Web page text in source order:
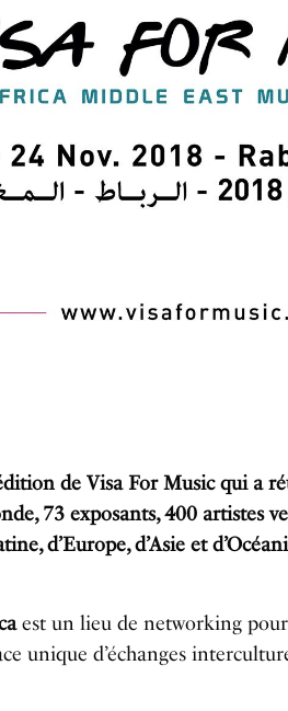
de Visa For Music qui a
73 exposants, 400 artistes
d’Europe, d’Asie et
est un lieu de networking
unique d’échanges